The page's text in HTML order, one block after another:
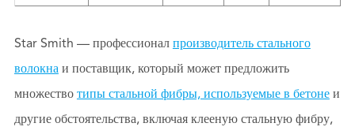
Star Smith — профессионал производитель стального
волокнаи поставщик, который может предложить
множество типы стальной фибры, используемые в бетонеи
другие обстоятельства, включая клееную стальную фибру,